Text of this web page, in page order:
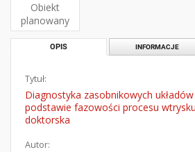
Obiekt
planowany
OPIS INFORMACJE
Tytuł:
Diagnostyka zasobnikowych
podstawie fazowości procesu
doktorska
Autor: